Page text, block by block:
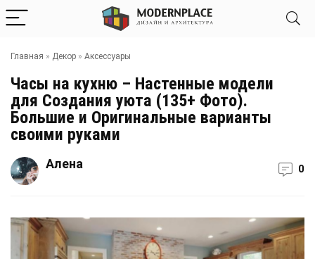
Главная » Декор » Аксессуары
Часы на кухню – Настенные модели
для Создания уюта (135+ Фото).
Большие и Оригинальные варианты
своими руками
Алена 0